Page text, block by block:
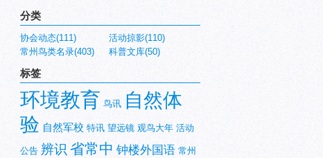
分类
协会动态(111)
活动掠影(110)
常州鸟类名录(403)
科普文库(50)
标签
环境教育 鸟讯 自然体
验 自然军校 特讯 望远镜 观鸟大年 活动
公告 辨识 省常中 钟楼外国语 常州